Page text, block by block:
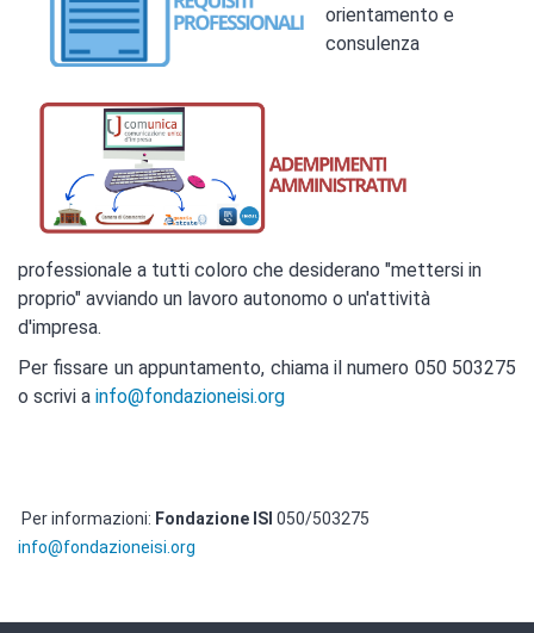
orientamento e
consulenza
professionale a tutti coloro che desiderano "mettersi in
proprio" avviando un lavoro autonomo o un'attività
d'impresa.
Per fissare un appuntamento, chiama il numero 050 503275
o scrivi a info@fondazioneisi.org
Per informazioni: Fondazione ISI 050/503275
info@fondazioneisi.org